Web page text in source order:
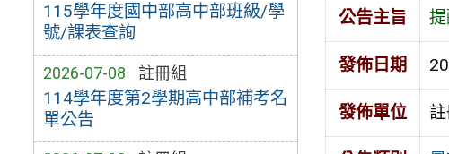
115學年度國中部高中部班級/學
號/課表查詢
2026-07-08 註冊組
114學年度第2學期高中部補考名
單公告
公告主旨
發佈日期
發佈單位